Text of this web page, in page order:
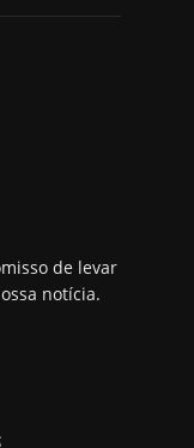
de levar
notícia.